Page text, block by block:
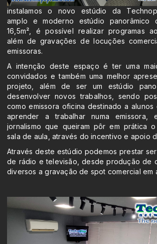
instalamos o novo estúdio da
amplo e moderno estúdio panorâmico
16,5m², é possível realizar programas
além de gravações de locuções
emissoras.
A intenção deste espaço é ter uma
convidados e também uma melhor
projeto, além de ser um estúdio
desenvolver novos trabalhos, sendo
como emissora oficina destinado a alunos
aprender a trabalhar numa emissora,
jornalismo que queiram pôr em prática
sala de aula, através do incentivo e apoio
Através deste estúdio podemos prestar
de rádio e televisão, desde produção de
diversos a gravação de spot comercial em